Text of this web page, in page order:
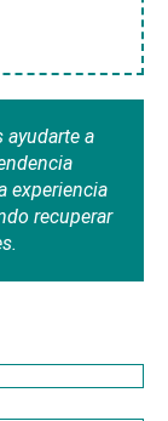
ayudarte a
experiencia
recuperar